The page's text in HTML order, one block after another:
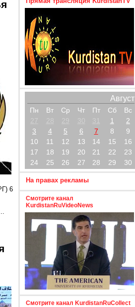
6
Август
Пн Вт Ср Чт Пт Сб
Вс
27
28 29 30 31 1
2
3
4 5 6 7 8
9
10
11 12 13 14 15
16
17
18 19 20 21 22
23
24
25 26 27 28 29 30
На правах рекламы
Смотрите канал
KurdistanRuVideoNews
Смотрите канал KurdistanRuCollect